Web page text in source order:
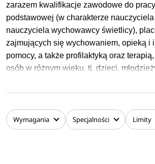
zarazem kwalifikacje zawodowe do
podstawowej (w charakterze
nauczyciela wychowawcy świetlicy),
zajmujących się wychowaniem, opieką i
pomocy, a także profilaktyką oraz
osób w różnym wieku, tj. dzieci,
środowisk dysfunkcyjnych.
Osoba posiadająca w/w kwalifikacje ma
wiedzę ogólną z zakresu pedagogiki
Wymagania Specjalności Limity